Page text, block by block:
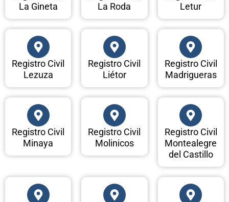
La Gineta
La Roda
Letur
Registro Civil
Lezuza
Registro Civil
Liétor
Registro Civil
Madrigueras
Registro Civil
Minaya
Registro Civil
Molinicos
Registro Civil
Montealegre
del Castillo